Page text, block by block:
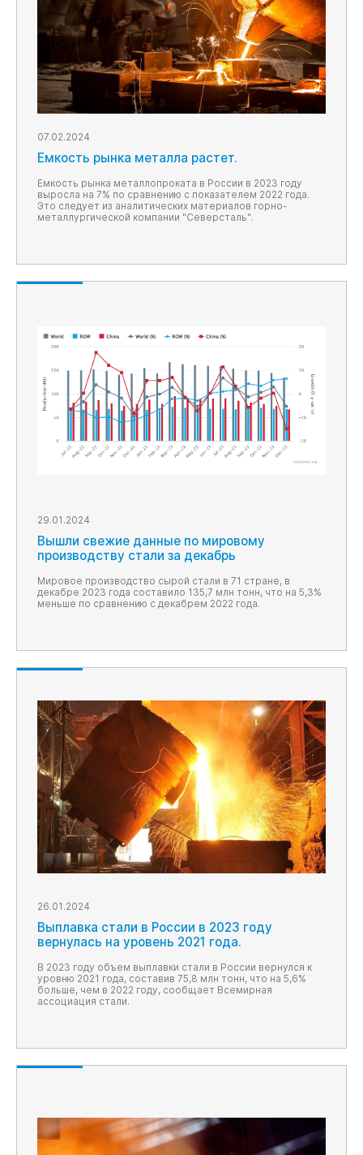
07.02.2024
Емкость рынка металла растет.
Емкость рынка металлопроката в России в 2023 году
выросла на 7% по сравнению с показателем 2022 года.
Это следует из аналитических материалов горно-
металлургической компании "Северсталь".
29.01.2024
Вышли свежие данные по мировому
производству стали за декабрь
Мировое производство сырой стали в 71 стране, в
декабре 2023 года составило 135,7 млн тонн, что на 5,3%
меньше по сравнению с декабрем 2022 года.
26.01.2024
Выплавка стали в России в 2023 году
вернулась на уровень 2021 года.
В 2023 году объем выплавки стали в России вернулся к
уровню 2021 года, составив 75,8 млн тонн, что на 5,6%
больше, чем в 2022 году, сообщает Всемирная
ассоциация стали.